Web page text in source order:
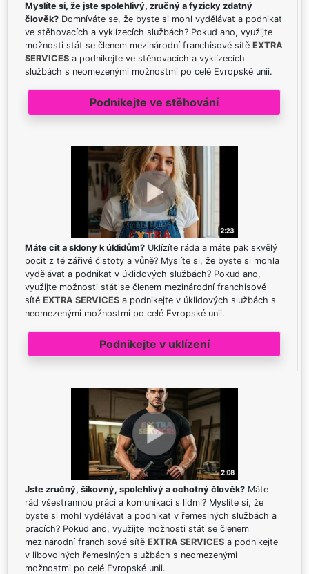
Myslíte si, že jste spolehlivý, zručný a fyzicky zdatný
člověk? Domníváte se, že byste si mohl vydělávat a podnikat
ve stěhovacích a vyklízecích službách? Pokud ano, využijte
možnosti stát se členem mezinárodní franchisové sítě EXTRA
SERVICES a podnikejte ve stěhovacích a vyklízecích
službách s neomezenými možnostmi po celé Evropské unii.
Podnikejte ve stěhování
Máte cit a sklony k úklidům? Uklízíte ráda a máte pak skvělý
pocit z té zářivé čistoty a vůně? Myslíte si, že byste si mohla
vydělávat a podnikat v úklidových službách? Pokud ano,
využijte možnosti stát se členem mezinárodní franchisové
sítě EXTRA SERVICES a podnikejte v úklidových službách s
neomezenými možnostmi po celé Evropské unii.
Podnikejte v uklízení
Jste zručný, šikovný, spolehlivý a ochotný člověk? Máte
rád všestrannou práci a komunikaci s lidmi? Myslíte si, že
byste si mohl vydělávat a podnikat v řemeslných službách a
pracích? Pokud ano, využijte možnosti stát se členem
mezinárodní franchisové sítě EXTRA SERVICES a podnikejte
v libovolných řemeslných službách s neomezenými
možnostmi po celé Evropské unii.